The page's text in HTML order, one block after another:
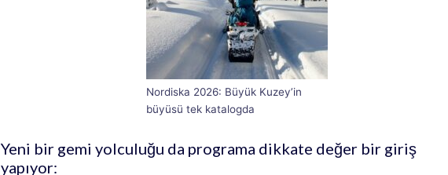
Nordiska 2026: Büyük Kuzey’in
büyüsü tek katalogda
Yeni bir gemi yolculuğu da programa dikkate değer bir giriş
yapıyor: